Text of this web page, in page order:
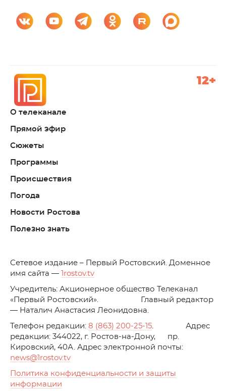
О телеканале
Прямой эфир
Сюжеты
Программы
Происшествия
Погода
Новости Ростова
Полезно знать
12+
Cетевое издание – Первый Ростовский. Доменное
имя сайта —
1rostov.tv
Учредитель: Акционерное общество Телеканал
«Первый Ростовский». Главный редактор
— Наталич Анастасия Леонидовна.
Телефон редакции: 8 (863) 200-25-15. Адрес
редакции: 344022, г. Ростов-на-Дону, пр.
Кировский, 40А. Адрес электронной почты:
news@1rostov.tv
Политика конфиденциальности и защиты
информации